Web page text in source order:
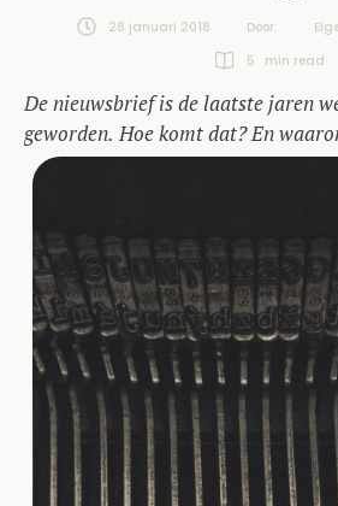
28 januari 2018 Door:
5
min read
De nieuwsbrief is de laatste jaren
geworden. Hoe komt dat? En
mee aan de slag moeten?